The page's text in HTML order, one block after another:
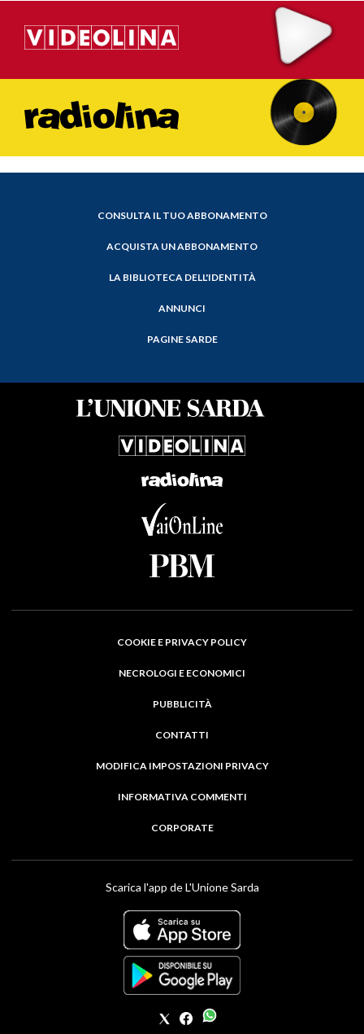
CONSULTA IL TUO ABBONAMENTO
ACQUISTA UN ABBONAMENTO
LA BIBLIOTECA DELL'IDENTITÀ
ANNUNCI
PAGINE SARDE
COOKIE E PRIVACY POLICY
NECROLOGI E ECONOMICI
PUBBLICITÀ
CONTATTI
MODIFICA IMPOSTAZIONI PRIVACY
INFORMATIVA COMMENTI
CORPORATE
Scarica l'app de L'Unione Sarda